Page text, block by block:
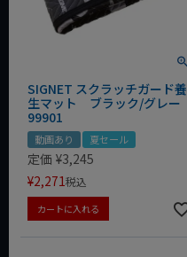
SIGNET スクラッチガード養
生マット ブラック/グレー
99901
動画あり 夏セール
定価 ¥3,245
¥2,271税込
カートに入れる